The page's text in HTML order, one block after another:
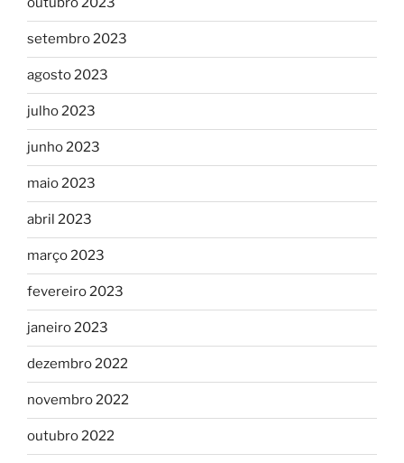
setembro 2023
agosto 2023
julho 2023
junho 2023
maio 2023
abril 2023
março 2023
fevereiro 2023
janeiro 2023
dezembro 2022
novembro 2022
outubro 2022